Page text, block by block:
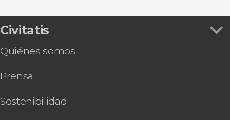
Civitatis
Quiénes somos
Prensa
Sostenibilidad